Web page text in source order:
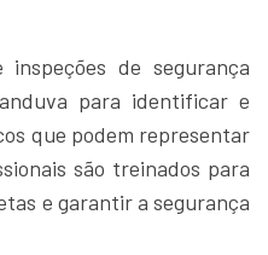
inspeções de segurança
para identificar e
que podem representar
são treinados para
e garantir a segurança